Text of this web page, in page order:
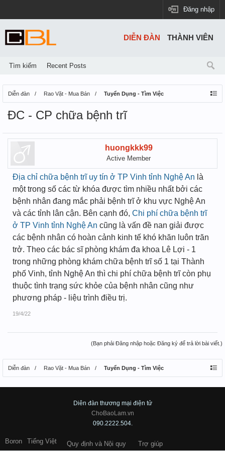
Đăng nhập
Diễn đàn Rao Vặt - Mua Bán Tuyển Dụng - Tìm Việc
ĐC - CP chữa bệnh trĩ
huongkkk99
Active Member
Địa chỉ chữa bệnh trĩ uy tín ở TP Vinh tỉnh Nghệ An là
một trong số các từ khóa được tìm nhiều nhất bởi các
bệnh nhân đang mắc phải bệnh trĩ ở khu vực Nghệ An
và các tỉnh lân cận. Bên cạnh đó, Chi phí chữa bệnh trĩ
ở TP Vinh tỉnh Nghệ An cũng là vấn đề nan giải được
các bệnh nhân có hoàn cảnh kinh tế khó khăn luôn trăn
trở. Theo các bác sĩ phòng khám đa khoa Lê Lợi - 1
trong những phòng khám chữa bệnh trĩ số 1 tại Thành
phố Vinh, tỉnh Nghệ An thì chi phí chữa bệnh trĩ còn phụ
thuộc tình trạng sức khỏe của bệnh nhân cũng như
phương pháp - liệu trình điều trị.
19/4/22
(Bạn phải Đăng nhập hoặc Đăng ký để trả lời bài viết.)
Diễn đàn Rao Vặt - Mua Bán Tuyển Dụng - Tìm Việc
DIỄN ĐÀN
Tìm kiếm Recent Posts
THÀNH VIÊN
Diên đàn thương mại điện tử
ChoBaoLam.vn
090.2222.504.
Boron Tiếng Việt Quy định và Nội quy Trợ giúp